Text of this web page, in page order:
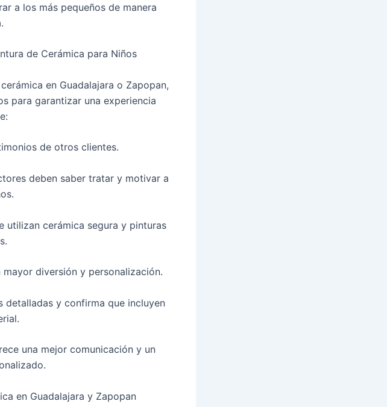
a los más pequeños de manera
de Cerámica para Niños
en Guadalajara o Zapopan,
para garantizar una experiencia
de otros clientes.
deben saber tratar y motivar a
utilizan cerámica segura y pinturas
diversión y personalización.
detalladas y confirma que incluyen
una mejor comunicación y un
en Guadalajara y Zapopan